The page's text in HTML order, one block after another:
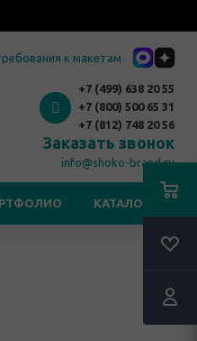
к макетам
+7 (499) 638 20 55
+7 (800) 500 65 31
+7 (812) 748 20 56
Заказать звонок
info@shoko-brand.ru
КАТАЛОГИ